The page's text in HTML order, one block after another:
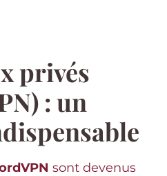
privés
: un
sont devenus